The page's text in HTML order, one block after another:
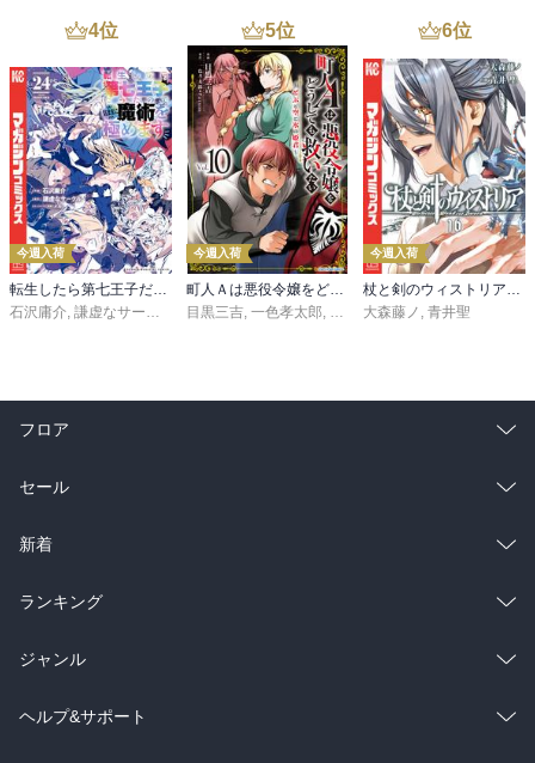
4位
今週入荷
石沢庸介 謙虚なサークル メル。
5位
今週入荷
目黒三吉 一色孝太郎 Parum
6位
今週入荷
大森藤ノ 青井聖
フロア
総合
ラノベ
雑誌・グラビア
BL・TL
セール
総合
ラノベ
雑誌・グラビア
BL・TL
新着
総合
ラノベ
雑誌・グラビア
ランキング
総合
ラノベ
ジャンル
コミック
ヘルプ&サポート